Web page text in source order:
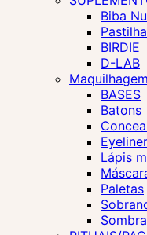
Biba
BIRDIE
D-LAB
Maquilhagem
BASES
Batons
Eyeliner
Lápis
Paletas